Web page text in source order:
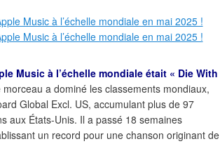
Music à l’échelle mondiale était « Die With
morceau a dominé les classements mondiaux,
Global Excl. US, accumulant plus de 97
aux États-Unis. Il a passé 18 semaines
un record pour une chanson originant de